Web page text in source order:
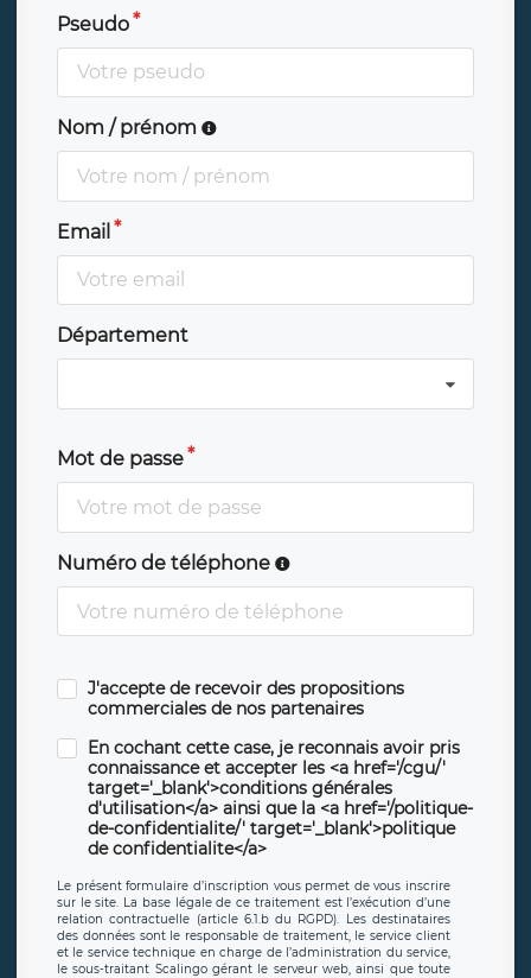
Pseudo
Nom / prénom
Email
Département
Mot de passe
Numéro de téléphone
J'accepte de recevoir des propositions
commerciales de nos partenaires
En cochant cette case, je reconnais avoir pris
connaissance et accepter les <a href='/cgu/'
target='_blank'>conditions générales
d'utilisation</a> ainsi que la <a href='/politique-
de-confidentialite/' target='_blank'>politique
de confidentialite</a>
Le présent formulaire d’inscription vous permet de vous inscrire
sur le site. La base légale de ce traitement est l’exécution d’une
relation contractuelle (article 6.1.b du RGPD). Les destinataires
des données sont le responsable de traitement, le service client
et le service technique en charge de l’administration du service,
le sous-traitant Scalingo gérant le serveur web, ainsi que toute